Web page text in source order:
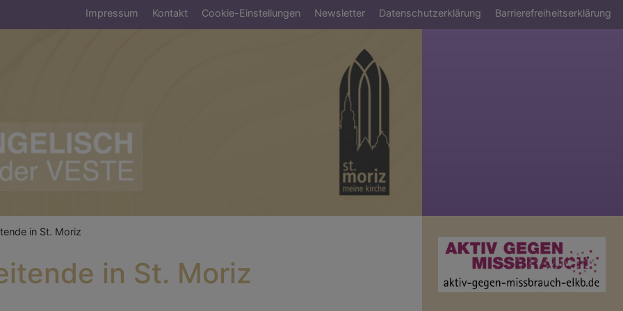
Fußbereichsmenü
Impressum Kontakt Cookie-Einstellungen Newsletter Datenschutzerklärung Barrierefreiheitserklärung
in St. Moriz
in St. Moriz